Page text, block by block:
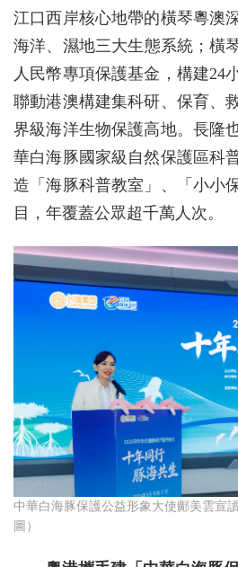
江口西岸核心地帶的橫琴粵澳
海洋、濕地三大生態系統；橫
人民幣專項保護基金，構建24
聯動港澳構建集科研、保育、
界級海洋生物保護高地。長隆
華白海豚國家級自然保護區科
造「海豚科普教室」、「小小
目，年覆蓋公眾超千萬人次。
中華白海豚保護公益形象大使鄺美雲宣
圖）